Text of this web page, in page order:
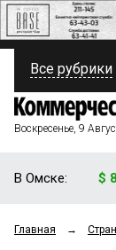
ПОЛИТИКА
ФИНАНСЫ
ОБЩЕСТВО
Все рубрики
Воскресенье, 9
В Омске: $
Главная →